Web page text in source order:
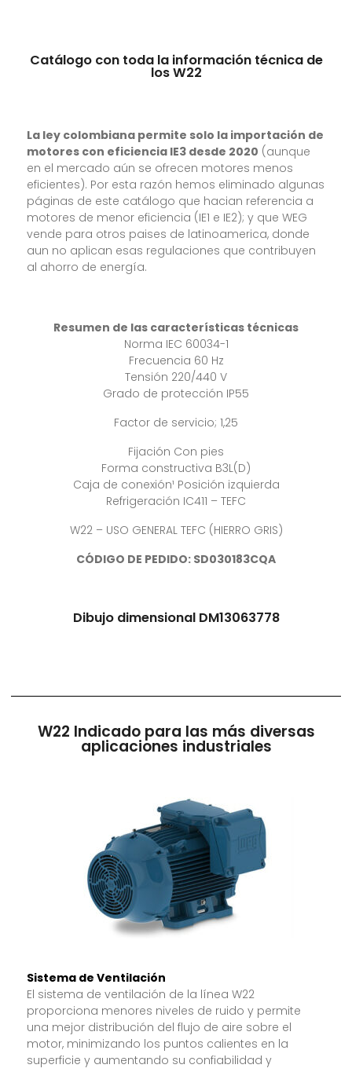
Catálogo con toda la información técnica de
los W22
La ley colombiana permite solo la importación de
motores con eficiencia IE3 desde 2020 (aunque
en el mercado aún se ofrecen motores menos
eficientes). Por esta razón hemos eliminado algunas
páginas de este catálogo que hacian referencia a
motores de menor eficiencia (IE1 e IE2); y que WEG
vende para otros paises de latinoamerica, donde
aun no aplican esas regulaciones que contribuyen
al ahorro de energía.
Resumen de las características técnicas
Norma IEC 60034-1
Frecuencia 60 Hz
Tensión 220/440 V
Grado de protección IP55
Factor de servicio; 1,25
Fijación Con pies
Forma constructiva B3L(D)
Caja de conexión¹ Posición izquierda
Refrigeración IC411 – TEFC
W22 – USO GENERAL TEFC (HIERRO GRIS)
CÓDIGO DE PEDIDO: SD030183CQA
Dibujo dimensional DM13063778
W22 Indicado para las más diversas
aplicaciones industriales
Sistema de Ventilación
El sistema de ventilación de la línea W22
proporciona menores niveles de ruido y permite
una mejor distribución del flujo de aire sobre el
motor, minimizando los puntos calientes en la
superficie y aumentando su confiabilidad y